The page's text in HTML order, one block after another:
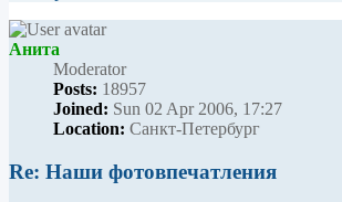
Анита
Мoderator
Posts: 18957
Joined: Sun 02 Apr 2006, 17:27
Location: Санкт-Петербург
Re: Наши фотовпечатления